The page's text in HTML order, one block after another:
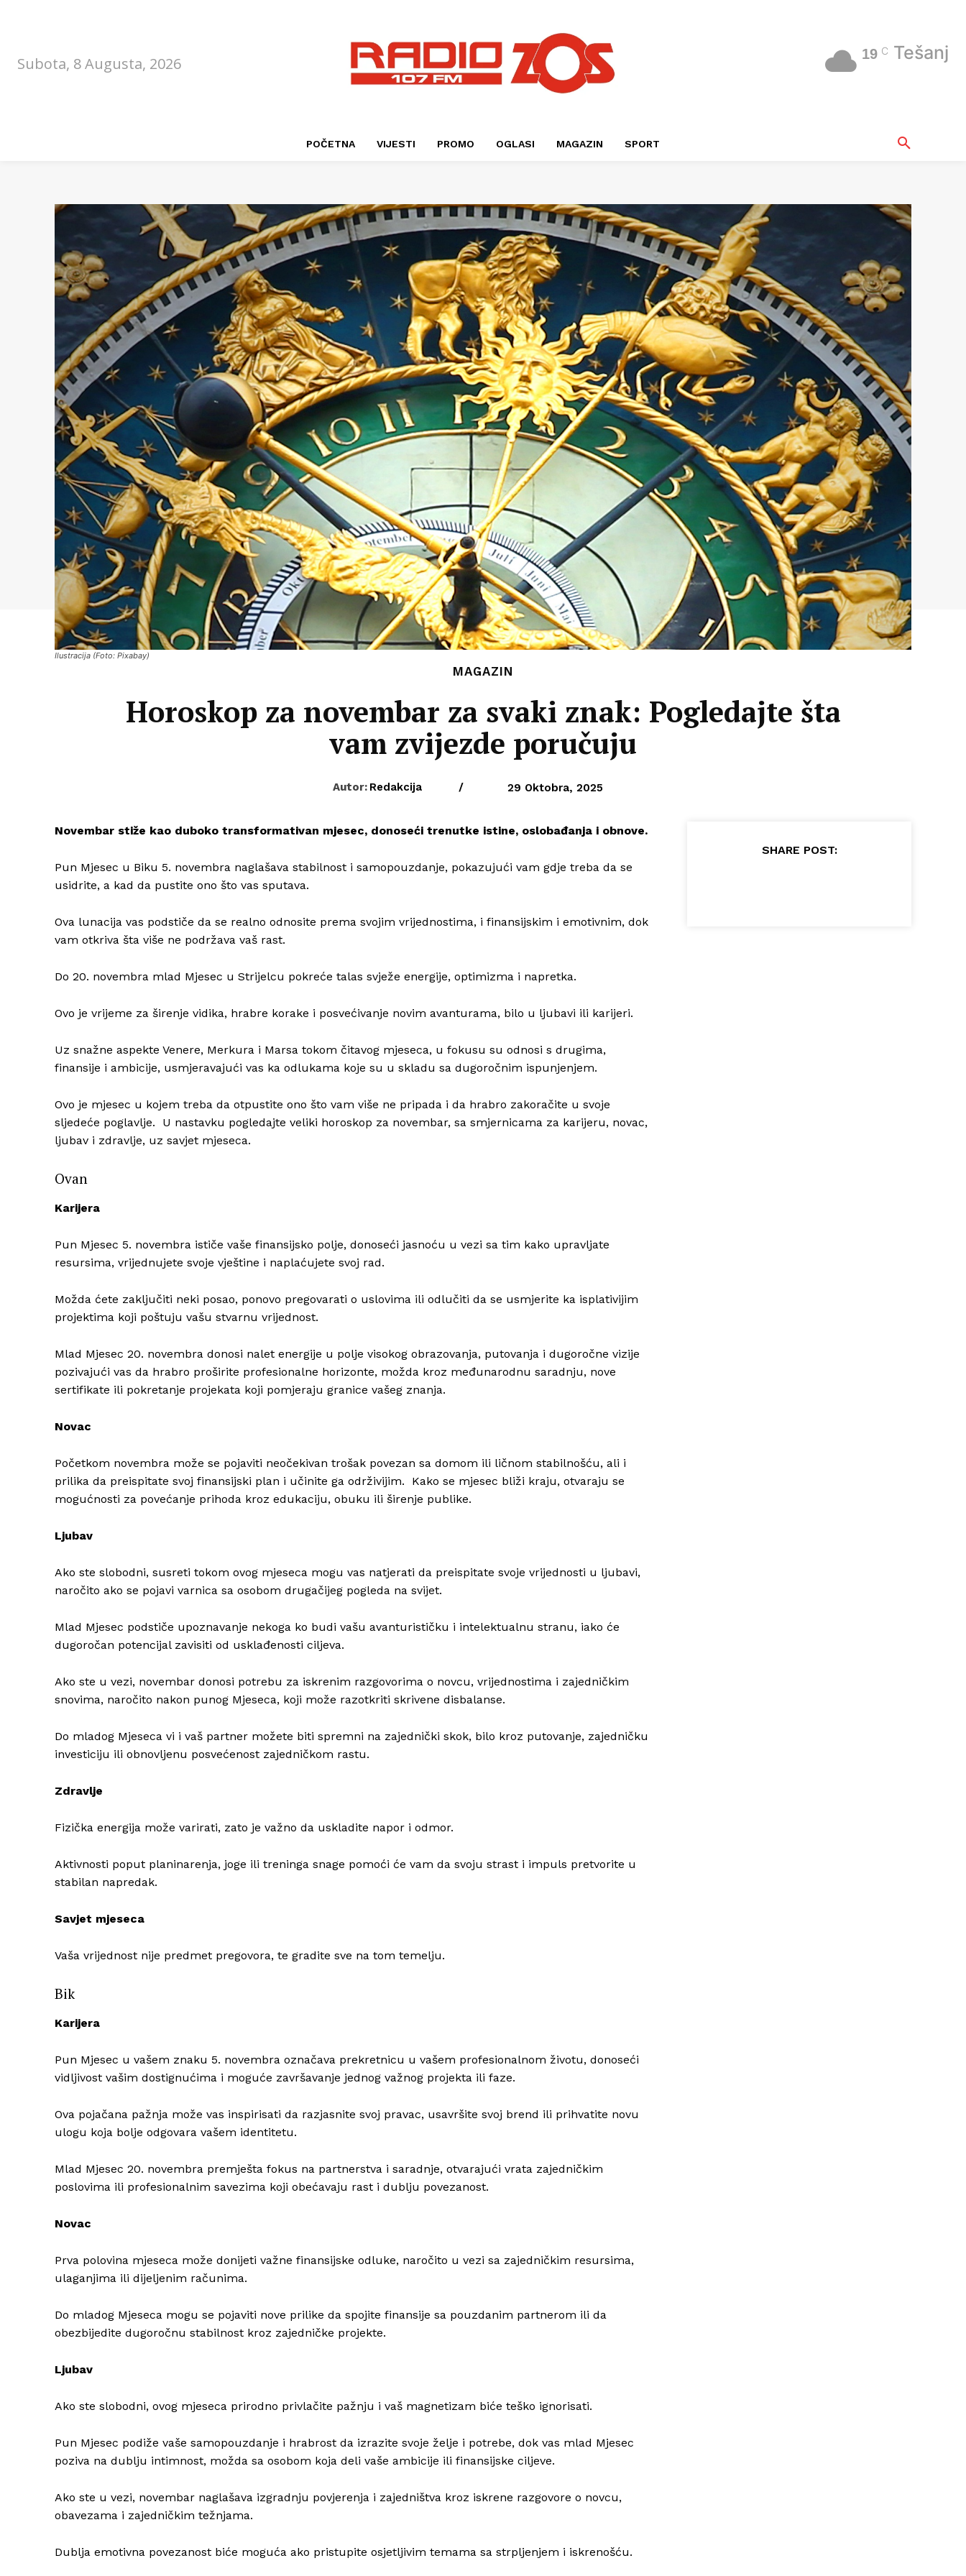
Subota, 8 Augusta, 2026
19 C Tešanj
POČETNA VIJESTI PROMO OGLASI MAGAZIN SPORT
Ilustracija (Foto: Pixabay)
MAGAZIN
Horoskop za novembar za svaki znak: Pogledajte šta
vam zvijezde poručuju
Autor: Redakcija / 29 Oktobra, 2025
Novembar stiže kao duboko transformativan mjesec, donoseći trenutke istine, oslobađanja i obnove.
Pun Mjesec u Biku 5. novembra naglašava stabilnost i samopouzdanje, pokazujući vam gdje treba da se
usidrite, a kad da pustite ono što vas sputava.
Ova lunacija vas podstiče da se realno odnosite prema svojim vrijednostima, i finansijskim i emotivnim, dok
vam otkriva šta više ne podržava vaš rast.
Do 20. novembra mlad Mjesec u Strijelcu pokreće talas svježe energije, optimizma i napretka.
Ovo je vrijeme za širenje vidika, hrabre korake i posvećivanje novim avanturama, bilo u ljubavi ili karijeri.
Uz snažne aspekte Venere, Merkura i Marsa tokom čitavog mjeseca, u fokusu su odnosi s drugima,
finansije i ambicije, usmjeravajući vas ka odlukama koje su u skladu sa dugoročnim ispunjenjem.
Ovo je mjesec u kojem treba da otpustite ono što vam više ne pripada i da hrabro zakoračite u svoje
sljedeće poglavlje. U nastavku pogledajte veliki horoskop za novembar, sa smjernicama za karijeru, novac,
ljubav i zdravlje, uz savjet mjeseca.
Ovan
Karijera
Pun Mjesec 5. novembra ističe vaše finansijsko polje, donoseći jasnoću u vezi sa tim kako upravljate
resursima, vrijednujete svoje vještine i naplaćujete svoj rad.
Možda ćete zaključiti neki posao, ponovo pregovarati o uslovima ili odlučiti da se usmjerite ka isplativijim
projektima koji poštuju vašu stvarnu vrijednost.
Mlad Mjesec 20. novembra donosi nalet energije u polje visokog obrazovanja, putovanja i dugoročne vizije
pozivajući vas da hrabro proširite profesionalne horizonte, možda kroz međunarodnu saradnju, nove
sertifikate ili pokretanje projekata koji pomjeraju granice vašeg znanja.
Novac
Početkom novembra može se pojaviti neočekivan trošak povezan sa domom ili ličnom stabilnošću, ali i
prilika da preispitate svoj finansijski plan i učinite ga održivijim. Kako se mjesec bliži kraju, otvaraju se
mogućnosti za povećanje prihoda kroz edukaciju, obuku ili širenje publike.
Ljubav
Ako ste slobodni, susreti tokom ovog mjeseca mogu vas natjerati da preispitate svoje vrijednosti u ljubavi,
naročito ako se pojavi varnica sa osobom drugačijeg pogleda na svijet.
Mlad Mjesec podstiče upoznavanje nekoga ko budi vašu avanturističku i intelektualnu stranu, iako će
dugoročan potencijal zavisiti od usklađenosti ciljeva.
Ako ste u vezi, novembar donosi potrebu za iskrenim razgovorima o novcu, vrijednostima i zajedničkim
snovima, naročito nakon punog Mjeseca, koji može razotkriti skrivene disbalanse.
Do mladog Mjeseca vi i vaš partner možete biti spremni na zajednički skok, bilo kroz putovanje, zajedničku
investiciju ili obnovljenu posvećenost zajedničkom rastu.
Zdravlje
Fizička energija može varirati, zato je važno da uskladite napor i odmor.
Aktivnosti poput planinarenja, joge ili treninga snage pomoći će vam da svoju strast i impuls pretvorite u
stabilan napredak.
Savjet mjeseca
Vaša vrijednost nije predmet pregovora, te gradite sve na tom temelju.
Bik
Karijera
Pun Mjesec u vašem znaku 5. novembra označava prekretnicu u vašem profesionalnom životu, donoseći
vidljivost vašim dostignućima i moguće završavanje jednog važnog projekta ili faze.
Ova pojačana pažnja može vas inspirisati da razjasnite svoj pravac, usavršite svoj brend ili prihvatite novu
ulogu koja bolje odgovara vašem identitetu.
Mlad Mjesec 20. novembra premješta fokus na partnerstva i saradnje, otvarajući vrata zajedničkim
poslovima ili profesionalnim savezima koji obećavaju rast i dublju povezanost.
Novac
Prva polovina mjeseca može donijeti važne finansijske odluke, naročito u vezi sa zajedničkim resursima,
ulaganjima ili dijeljenim računima.
Do mladog Mjeseca mogu se pojaviti nove prilike da spojite finansije sa pouzdanim partnerom ili da
obezbijedite dugoročnu stabilnost kroz zajedničke projekte.
Ljubav
Ako ste slobodni, ovog mjeseca prirodno privlačite pažnju i vaš magnetizam biće teško ignorisati.
Pun Mjesec podiže vaše samopouzdanje i hrabrost da izrazite svoje želje i potrebe, dok vas mlad Mjesec
poziva na dublju intimnost, možda sa osobom koja deli vaše ambicije ili finansijske ciljeve.
Ako ste u vezi, novembar naglašava izgradnju povjerenja i zajedništva kroz iskrene razgovore o novcu,
obavezama i zajedničkim težnjama.
Dublja emotivna povezanost biće moguća ako pristupite osjetljivim temama sa strpljenjem i iskrenošću.
SHARE POST: